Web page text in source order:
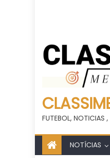
FUTEBOL, NOTICIAS
NOTÍCIAS